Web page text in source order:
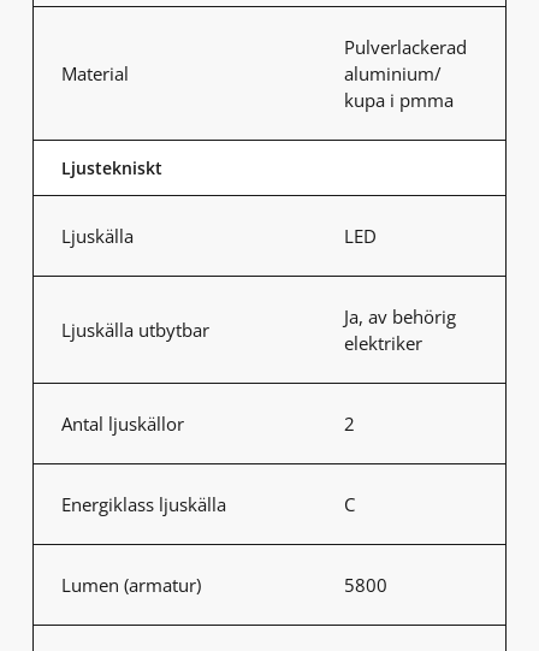
Material
Pulverlackerad
aluminium/
kupa i pmma
Ljustekniskt
Ljuskälla LED
Ljuskälla utbytbar
Ja, av behörig
elektriker
Antal ljuskällor 2
Energiklass ljuskälla C
Lumen (armatur) 5800